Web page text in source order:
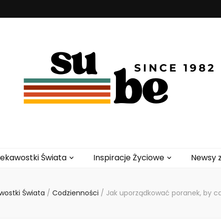
Świata Inspiracje Życiowe Newsy
Świata / Codzienności / Jak uporządkować poranek, by